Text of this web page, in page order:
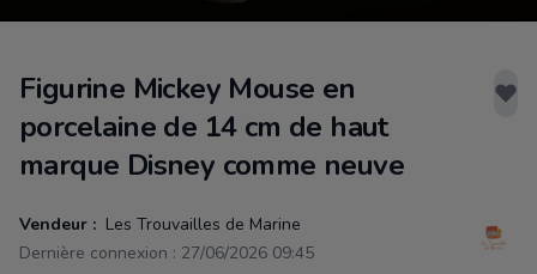
Figurine Mickey Mouse en
porcelaine de 14 cm de haut
marque Disney comme neuve
Vendeur : Les Trouvailles de Marine
Dernière connexion : 27/06/2026 09:45